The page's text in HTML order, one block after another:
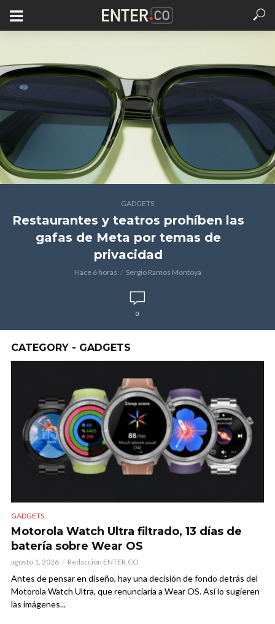
GADGETS
Restaurantes y teatros prohíben las
gafas de Meta por temas de
privacidad
Hace 6 horas Sergio Ramos Montoya
0
CATEGORY - GADGETS
GADGETS
Motorola Watch Ultra filtrado, 13 días de
batería sobre Wear OS
agosto 1, 2026 Redacción ENTER.CO
Antes de pensar en diseño, hay una decisión de fondo detrás del
Motorola Watch Ultra, que renunciaría a Wear OS. Así lo sugieren
las imágenes...